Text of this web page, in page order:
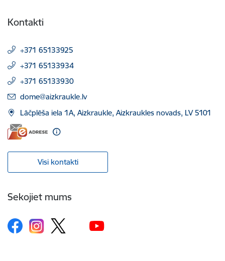
Kontakti
+371 65133925
+371 65133934
+371 65133930
E-pasts:
dome@aizkraukle.lv
Lāčplēša iela 1A, Aizkraukle, Aizkraukles novads, LV 5101
Visi kontakti
Sekojiet mums